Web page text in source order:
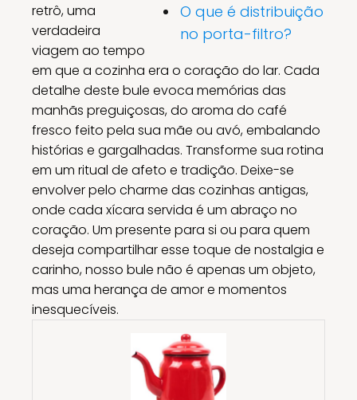
O que é distribuição
no porta-filtro?
retrô, uma
verdadeira
viagem ao tempo
em que a cozinha era o coração do lar. Cada
detalhe deste bule evoca memórias das
manhãs preguiçosas, do aroma do café
fresco feito pela sua mãe ou avó, embalando
histórias e gargalhadas. Transforme sua rotina
em um ritual de afeto e tradição. Deixe-se
envolver pelo charme das cozinhas antigas,
onde cada xícara servida é um abraço no
coração. Um presente para si ou para quem
deseja compartilhar esse toque de nostalgia e
carinho, nosso bule não é apenas um objeto,
mas uma herança de amor e momentos
inesquecíveis.